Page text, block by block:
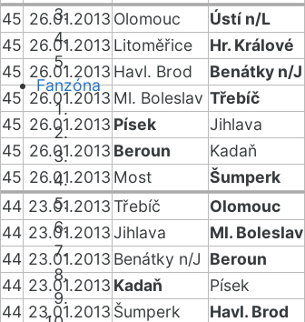
Fanzóna
45 26.01.2013 Olomouc Ústí n/L
45 26.01.2013 Litoměřice Hr. Králové
45 26.01.2013 Havl. Brod Benátky n/J
45 26.01.2013 Ml. Boleslav Třebíč
45 26.01.2013 Písek Jihlava
45 26.01.2013 Beroun Kadaň
45 26.01.2013 Most Šumperk
44 23.01.2013Třebíč Olomouc
44 23.01.2013Jihlava Ml. Boleslav
44 23.01.2013 Benátky n/J Beroun
44 23.01.2013 Kadaň Písek
44 23.01.2013 Šumperk Havl. Brod